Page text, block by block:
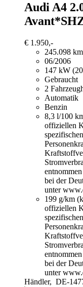
Audi A4
€ 1.950,-
245.098 km
06/2006
147 kW
Gebraucht
2
Automatik
Benzin
8,3 l/100
offiziellen
bei der
unter
199 g/km
offiziellen
bei der
unter
Händler, DE-